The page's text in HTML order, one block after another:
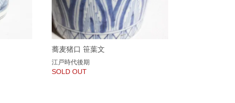
蕎麦猪口 笹葉文
江戸時代後期
SOLD OUT